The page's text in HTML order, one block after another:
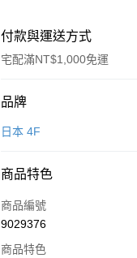
付款與運送方式
宅配滿NT$1,000免運
付款方式
信用卡一次付款
悠遊付
Google Pay
品牌
日本 4F
商品特色
商品編號
9029376
商品特色